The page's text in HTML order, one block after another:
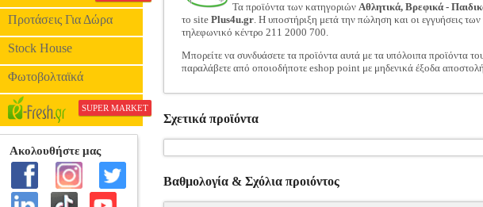
Προτάσεις Για Δώρα
Stock House
Φωτοβολταϊκά
SUPER MARKET
Τα προϊόντα των κατηγοριών Αθλητικά, Βρεφικά -
το site Plus4u.gr. Η υποστήριξη μετά την πώληση και οι εγγυήσεις
τηλεφωνικό κέντρο 211 2000 700.
Μπορείτε να συνδυάσετε τα προϊόντα αυτά με τα υπόλοιπα προϊόντα
παραλάβετε από οποιοδήποτε eshop point με μηδενικά έξοδα
Σχετικά προϊόντα
Βαθμολογία & Σχόλια προιόντος